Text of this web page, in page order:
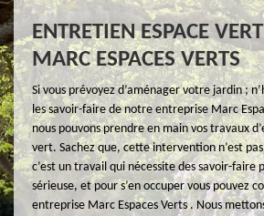
ENTRETIEN ESPACE
MARC ESPACES VERTS
Si vous prévoyez d’aménager votre jardin ;
les savoir-faire de notre entreprise Marc
nous pouvons prendre en main vos travaux
vert. Sachez que, cette intervention n’est
c’est un travail qui nécessite des savoir-faire
sérieuse, et pour s’en occuper vous pouvez
entreprise Marc Espaces Verts . Nous